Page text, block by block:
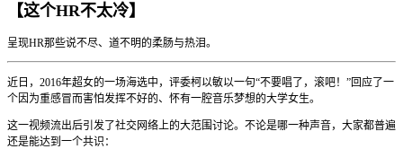
【这个HR不太冷】
呈现HR那些说不尽、道不明的柔肠与热泪。
近日，2016年超女的一场海选中，评委柯以敏以一句“不要唱了，滚吧！”回应了一
个因为重感冒而害怕发挥不好的、怀有一腔音乐梦想的大学女生。
这一视频流出后引发了社交网络上的大范围讨论。不论是哪一种声音，大家都普遍
还是能达到一个共识：